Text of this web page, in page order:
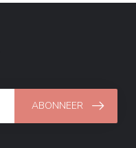
ABONNEER